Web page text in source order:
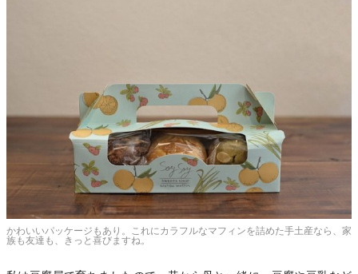
かわいいパッケージもあり。これにカラフルなマフィンを詰めた手土産なら、家
族も友達も、きっと喜びますね。